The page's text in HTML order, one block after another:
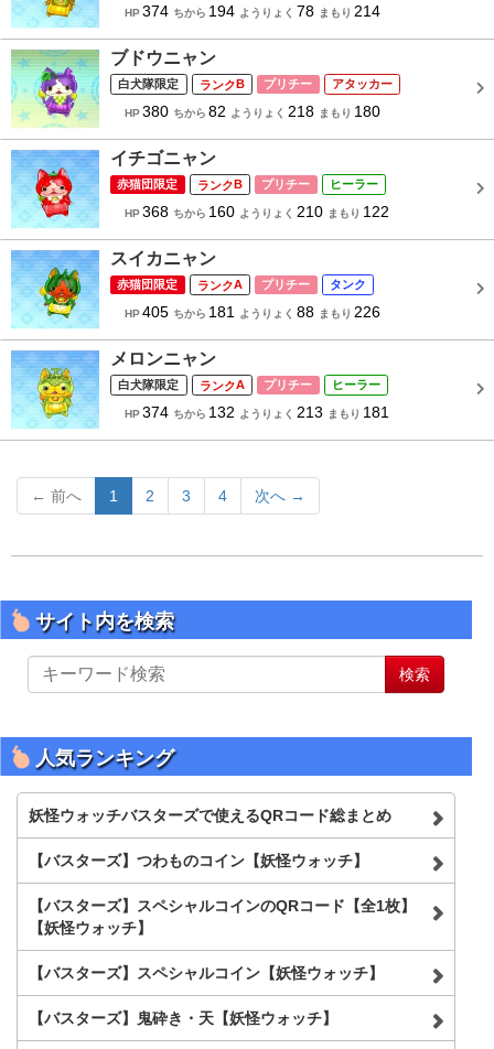
HP374 ちから 194 ようりょく 78 まもり 214
ブドウニャン
白犬隊限定 B プリチー アタッカー
HP380 ちから 82 ようりょく 218 まもり 180
イチゴニャン
赤猫団限定 B プリチー ヒーラー
HP368 ちから 160 ようりょく 210 まもり 122
スイカニャン
赤猫団限定 A プリチー タンク
HP405 ちから 181 ようりょく 88 まもり 226
メロンニャン
白犬隊限定 A プリチー ヒーラー
HP374 ちから 132 ようりょく 213 まもり 181
← 前へ 1 2 3 4 次へ →
サイト内を検索
イ
を
検
索
検索
人気ランキング
妖怪ウォッチバスターズで使えるQRコード総まとめ
【バスターズ】つわものコイン【妖怪ウォッチ】
【バスターズ】スペシャルコインのQRコード【全1枚】
【妖怪ウォッチ】
【バスターズ】スペシャルコイン【妖怪ウォッチ】
【バスターズ】鬼砕き・天【妖怪ウォッチ】